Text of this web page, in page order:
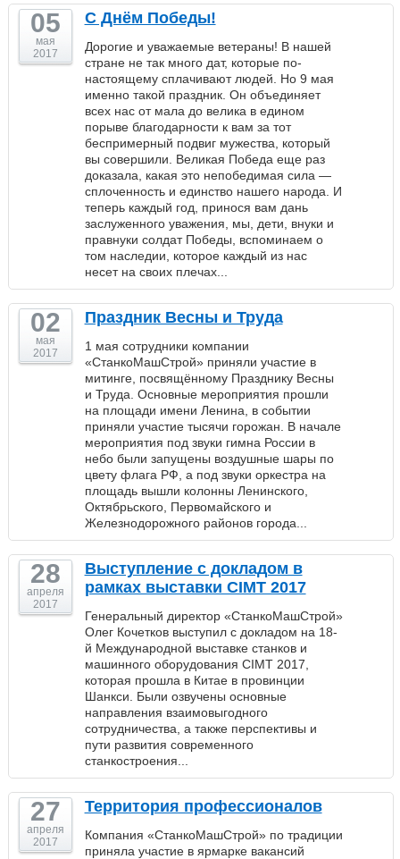
05
мая
2017
С Днём Победы!
Дорогие и уважаемые ветераны! В нашей
стране не так много дат, которые по-
настоящему сплачивают людей. Но 9 мая
именно такой праздник. Он объединяет
всех нас от мала до велика в едином
порыве благодарности к вам за тот
беспримерный подвиг мужества, который
вы совершили. Великая Победа еще раз
доказала, какая это непобедимая сила —
сплоченность и единство нашего народа. И
теперь каждый год, принося вам дань
заслуженного уважения, мы, дети, внуки и
правнуки солдат Победы, вспоминаем о
том наследии, которое каждый из нас
несет на своих плечах...
02
мая
2017
Праздник Весны и Труда
1 мая сотрудники компании
«СтанкоМашСтрой» приняли участие в
митинге, посвящённому Празднику Весны
и Труда. Основные мероприятия прошли
на площади имени Ленина, в событии
приняли участие тысячи горожан. В начале
мероприятия под звуки гимна России в
небо были запущены воздушные шары по
цвету флага РФ, а под звуки оркестра на
площадь вышли колонны Ленинского,
Октябрьского, Первомайского и
Железнодорожного районов города...
28
апреля
2017
Выступление с докладом в
рамках выставки CIMT 2017
Генеральный директор «СтанкоМашСтрой»
Олег Кочетков выступил с докладом на 18-
й Международной выставке станков и
машинного оборудования CIMT 2017,
которая прошла в Китае в провинции
Шанкси. Были озвучены основные
направления взаимовыгодного
сотрудничества, а также перспективы и
пути развития современного
станкостроения...
27
апреля
2017
Территория профессионалов
Компания «СтанкоМашСтрой» по традиции
приняла участие в ярмарке вакансий